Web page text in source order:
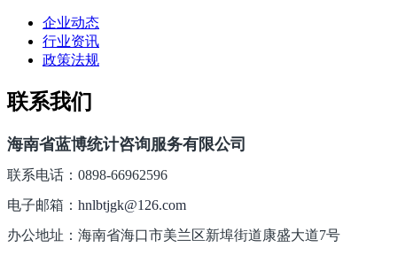
企业动态
行业资讯
政策法规
联系我们
海南省蓝博统计咨询服务有限公司
联系电话：0898-66962596
电子邮箱： hnlbtjgk@126.com
办公地址：海南省海口市美兰区新埠街道康盛大道7号